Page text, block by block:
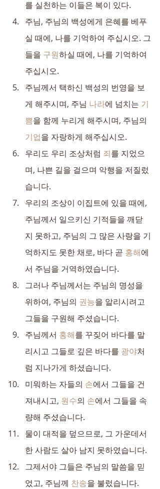
를 실천하는 이들은 복이 있다.
주님, 주님의 백성에게 은혜를 베푸
실 때에, 나를 기억하여 주십시오. 그
들을 구원하실 때에, 나를 기억하여
주십시오.
주님께서 택하신 백성의 번영을 보
게 해주시며, 주님 나라에 넘치는 기
쁨을 함께 누리게 해주시며, 주님의
기업을 자랑하게 해주십시오.
우리도 우리 조상처럼 죄를 지었으
며, 나쁜 길을 걸으며 악행을 저질렀
습니다.
우리의 조상이 이집트에 있을 때에,
주님께서 일으키신 기적들을 깨닫
지 못하고, 주님의 그 많은 사랑을 기
억하지도 못한 채로, 바다 곧 홍해에
서 주님을 거역하였습니다.
그러나 주님께서는 주님의 명성을
위하여, 주님의 권능을 알리시려고
그들을 구원해 주셨습니다.
주님께서 홍해를 꾸짖어 바다를 말
리시고 그들로 깊은 바다를 광야처
럼 지나가게 하셨습니다.
미워하는 자들의 손에서 그들을 건
져내시고, 원수의 손에서 그들을 속
량해 주셨습니다.
물이 대적을 덮으므로, 그 가운데서
한 사람도 살아 남지 못하였습니다.
그제서야 그들은 주님의 말씀을 믿
었고, 주님께 찬송을 불렀습니다.